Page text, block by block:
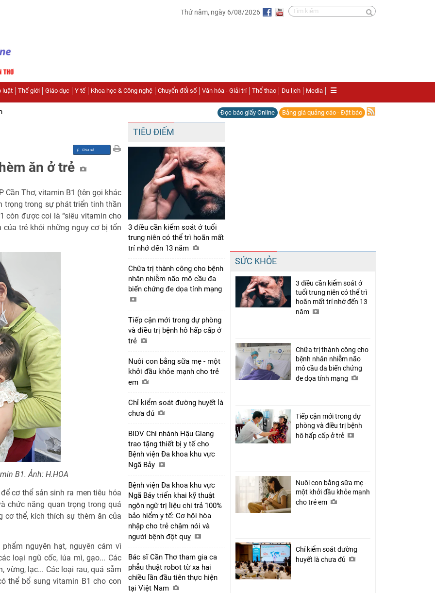
Thứ năm, ngày 6/08/2026
luật Thế giới Giáo dục Y tế Khoa học & Công nghệ Chuyển đổi số Văn hóa - Giải trí Thể thao Du lịch Media
Đọc báo giấy Online Bảng giá quảng cáo - Đặt báo
Chia sẻ
Facebook
ăn ở trẻ
Cần Thơ, vitamin B1 (tên gọi khác
trọng trong sự phát triển tinh thần
còn được coi là “siêu vitamin cho
của trẻ khỏi những nguy cơ bị tổn
B1. Ảnh: H.HOA
cơ thể sản sinh ra men tiêu hóa
chức năng quan trọng trong quá
cơ thể, kích thích sự thèm ăn của
nguyên hạt, nguyên cám vì
loại ngũ cốc, lúa mì, gạo... Các
vừng, lạc... Các loại rau, quả sẫm
thể bổ sung vitamin B1 cho con
TIÊU ĐIỂM
3 điều cần kiểm soát ở tuổi
trung niên có thể trì hoãn mất
trí nhớ đến 13 năm
Chữa trị thành công cho bệnh
nhân nhiễm não mô cầu đa
biến chứng đe dọa tính mạng
Tiếp cận mới trong dự phòng
và điều trị bệnh hô hấp cấp ở
trẻ
Nuôi con bằng sữa mẹ - một
khởi đầu khỏe mạnh cho trẻ
em
Chỉ kiểm soát đường huyết là
chưa đủ
BIDV Chi nhánh Hậu Giang
trao tặng thiết bị y tế cho
Bệnh viện Đa khoa khu vực
Ngã Bảy
Bệnh viện Đa khoa khu vực
Ngã Bảy triển khai kỹ thuật
ngôn ngữ trị liệu chi trả 100%
bảo hiểm y tế: Cơ hội hòa
nhập cho trẻ chậm nói và
người bệnh đột quỵ
Bác sĩ Cần Thơ tham gia ca
phẫu thuật robot từ xa hai
chiều lần đầu tiên thực hiện
tại Việt Nam
SỨC KHỎE
3 điều cần kiểm soát ở
tuổi trung niên có thể trì
hoãn mất trí nhớ đến 13
năm
Chữa trị thành công cho
bệnh nhân nhiễm não
mô cầu đa biến chứng
đe dọa tính mạng
Tiếp cận mới trong dự
phòng và điều trị bệnh
hô hấp cấp ở trẻ
Nuôi con bằng sữa mẹ -
một khởi đầu khỏe mạnh
cho trẻ em
Chỉ kiểm soát đường
huyết là chưa đủ